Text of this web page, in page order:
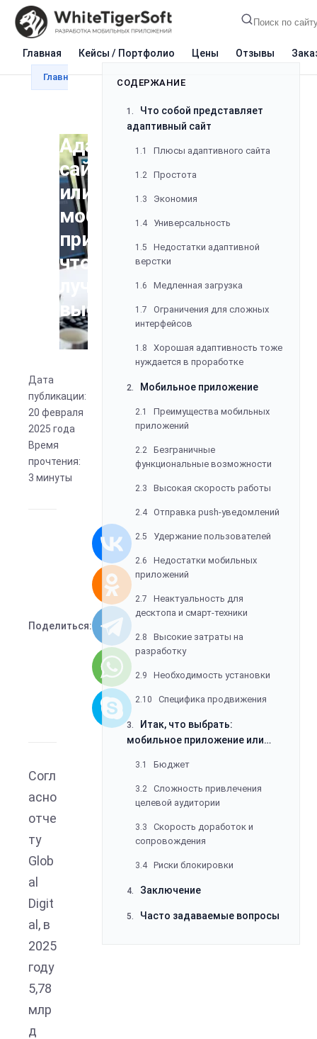
Главная Кейсы / Портфолио Цены Отзывы
Главная Блог Разработка Адаптивный сайт
Адаптивный
сайт
или
мобильное
приложение:
что
выбрать
Дата
публикации:
20 февраля
2025 года
Время
прочтения:
3 минуты
Поделиться:
Согл
асно
отче
ту
Glob
al
Digit
al, в
2025
году
5,78
млр
д
СОДЕРЖАНИЕ
1.
1.1 Плюсы адаптивного сайта
1.2 Простота
верстки
1.6 Медленная загрузка
1.7
интерфейсов
1.8
Мобильное приложение
2.1
приложений
2.2 Безграничные
2.3 Высокая скорость работы
2.4 Отправка push-уведомлений
приложений
2.7
2.8 Высокие затраты на
2.9 Необходимость установки
2.10 Специфика продвижения
3.
мобильное приложение или
адаптивный сайт
3.1 Бюджет
3.2 Сложность привлечения
целевой аудитории
3.3
3.4 Риски блокировки
Заключение